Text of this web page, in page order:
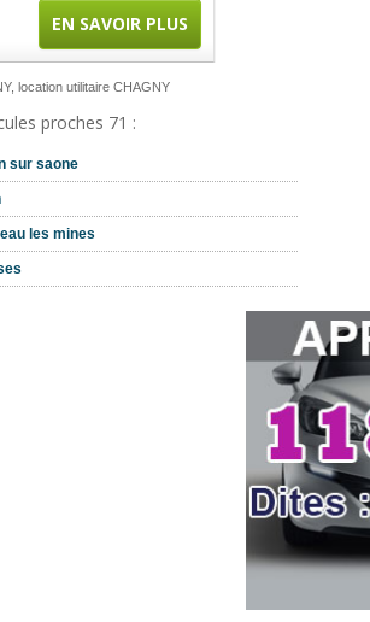
EN SAVOIR PLUS
location utilitaire CHAGNY
proches 71 :
sur saone
les mines